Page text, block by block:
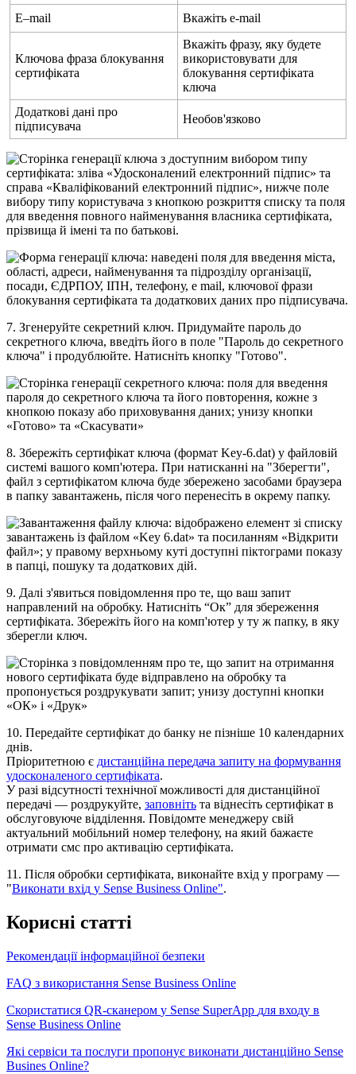
E–mail Вкажіть е-mail
Ключова фраза блокування
сертифіката
Вкажіть фразу, яку будете
використовувати для
блокування сертифіката
ключа
Додаткові дані про
підписувача
Необов'язково
7. Згенеруйте секретний ключ. Придумайте пароль до
секретного ключа, введіть його в поле "Пароль до секретного
ключа" і продублюйте. Натисніть кнопку "Готово".
8. Збережіть сертифікат ключа (формат Key-6.dat) у файловій
системі вашого комп'ютера. При натисканні на "Зберегти",
файл з сертифікатом ключа буде збережено засобами браузера
в папку завантажень, після чого перенесіть в окрему папку.
9. Далі з'явиться повідомлення про те, що ваш запит
направлений на обробку. Натисніть “Ок” для збереження
сертифіката. Збережіть його на комп'ютер у ту ж папку, в яку
зберегли ключ.
10. Передайте сертифікат до банку не пізніше 10 календарних
днів.
Пріоритетною є дистанційна передача запиту на формування
удосконаленого сертифіката.
У разі відсутності технічної можливості для дистанційної
передачі — роздрукуйте, заповніть та віднесіть сертифікат в
обслуговуюче відділення. Повідомте менеджеру свій
актуальний мобільний номер телефону, на який бажаєте
отримати смс про активацію сертифіката.
11. Після обробки сертифіката, виконайте вхід у програму —
"Виконати вхід у Sense Business Online".
Корисні статті
Рекомендації інформаційної безпеки
FAQ з використання Sense Business Online
Скористатися QR-сканером у Sense SuperApp для входу в
Sense Business Online
Які сервіси та послуги пропонує виконати дистанційно Sense
Busines Online?